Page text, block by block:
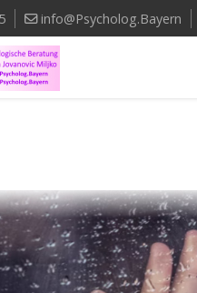
info@Psycholog.Bayern